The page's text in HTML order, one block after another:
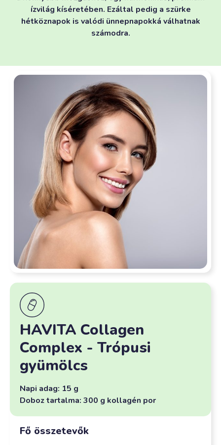
ízvilág kíséretében. Ezáltal pedig a szürke
hétköznapok is valódi ünnepnapokká válhatnak
számodra.
HAVITA Collagen
Complex - Trópusi
gyümölcs
Napi adag: 15 g
Doboz tartalma: 300 g kollagén por
Fő összetevők